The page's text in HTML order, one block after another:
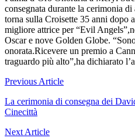
consegnata durante la cerimonia
torna sulla Croisette 35 anni dopo
migliore attrice per “Evil
Oscar e nove Golden Globe.
onorata.Ricevere un premio a
traguardo più alto”,ha dichiarato
Navigazione
articoli
Previous Article
La cerimonia di consegna dei
Cinecittà
Next Article